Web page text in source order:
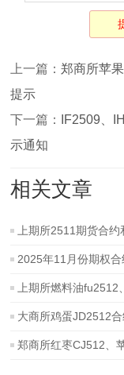
上一篇：郑商所苹
提示
下一篇：
IF2509、
示通知
相关文章
上期所2511期货合约和能源中心
2025年11月份期权
上期所燃料油fu2512、2601期货
大商所鸡蛋JD2512
郑商所红枣CJ512、苹果